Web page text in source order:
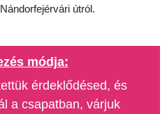
útról.
módja:
érdeklődésed, és
a csapatban, várjuk